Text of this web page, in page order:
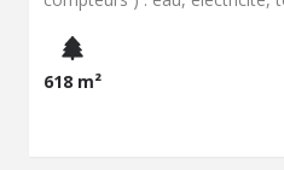
constructeur - Emprise au sol
maximum
618 m²